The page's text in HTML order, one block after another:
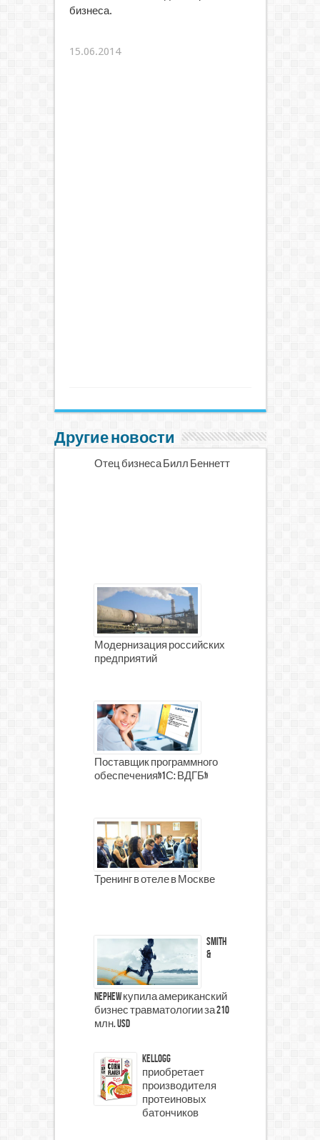
бизнеса.
15.06.2014
Другие новости
Отец бизнеса Билл Беннетт
Модернизация российских
предприятий
Поставщик программного
обеспечения»1С: ВДГБ»
Тренинг в отеле в Москве
Smith
&
Nephew купила американский
бизнес травматологии за 210
млн. USD
Kellogg
приобретает
производителя
протеиновых
батончиков